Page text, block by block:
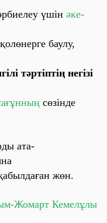
үшін әке-
баулу,
тәртіптің негізі
сөзінде
ата-
жөн.
Жомарт Кемелұлы